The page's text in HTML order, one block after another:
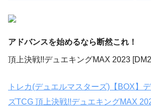
アドバンスを始めるなら断然これ！
頂上決戦!!デュエキングMAX 2023
トレカ(デュエルマスターズ)【BOX】
ズTCG 頂上決戦!!デュエキングMAX